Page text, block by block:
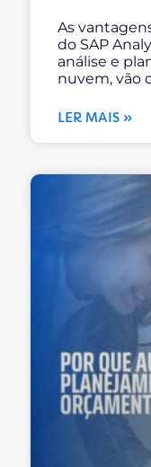
As
do SAP
análise e
nuvem, vão
LER MAIS »